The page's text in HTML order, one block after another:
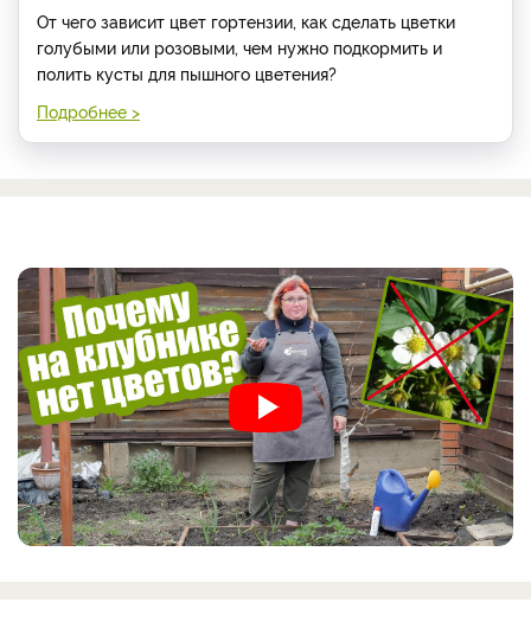
От чего зависит цвет гортензии, как сделать цветки
голубыми или розовыми, чем нужно подкормить и
полить кусты для пышного цветения?
Подробнее >